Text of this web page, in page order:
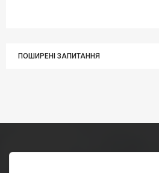
ПОШИРЕНІ ЗАПИТАННЯ